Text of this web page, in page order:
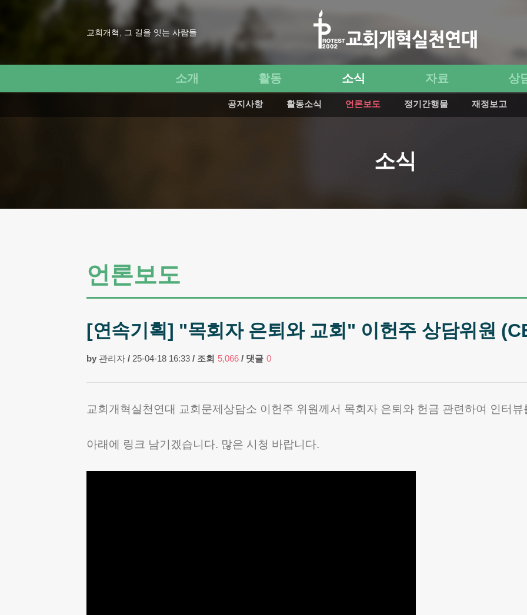
교회개혁, 그 길을 잇는 사람들
소개 활동 소식
공지사항 활동소식 언론보도 정기간행물 재정보고
자료 상
소식
언론보도
[연속기획] "목회자 은퇴와 교회" 이헌주 상담위원
by 관리자 / 25-04-18 16:33 / 조회 5,066 / 댓글 0
교회개혁실천연대 교회문제상담소 이헌주 위원께서 목회자 은퇴와 헌금 관련하여 인터
아래에 링크 남기겠습니다. 많은 시청 바랍니다.